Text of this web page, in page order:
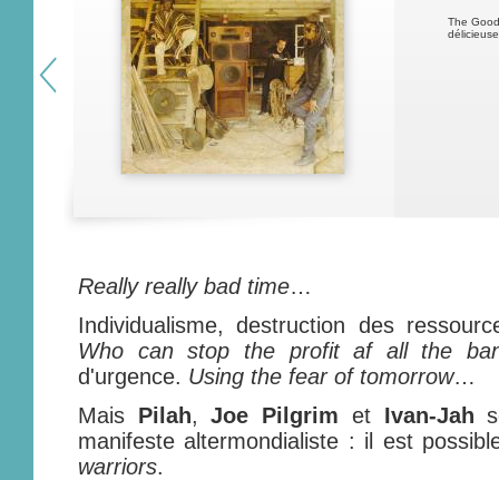
The
Really really bad time…
Individualisme, destruction des
Who can stop the profit af all the
d'urgence. Using the fear of tomorrow…
Mais Pilah,Joe Pilgrim et Ivan-Jah
manifeste altermondialiste : il est
warriors.